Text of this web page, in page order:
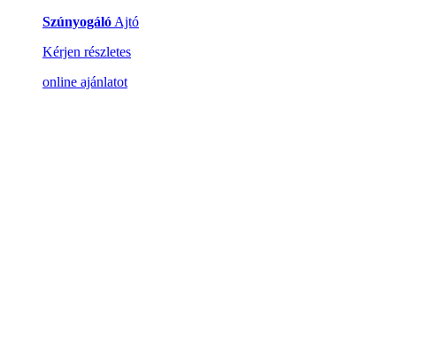
Szúnyogáló Ajtó
Kérjen részletes
online ajánlatot